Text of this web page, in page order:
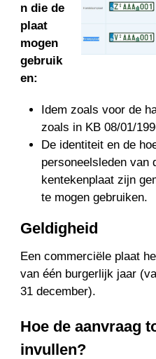
n die de
plaat
mogen
gebruik
en:
Idem zoals voor de
zoals in KB 08/01/
De identiteit en de
personeelsleden van
kentekenplaat zijn
te mogen gebruiken.
Geldigheid
Een commerciële plaat
van één burgerlijk jaar
31 december).
Hoe de aanvraag
invullen?